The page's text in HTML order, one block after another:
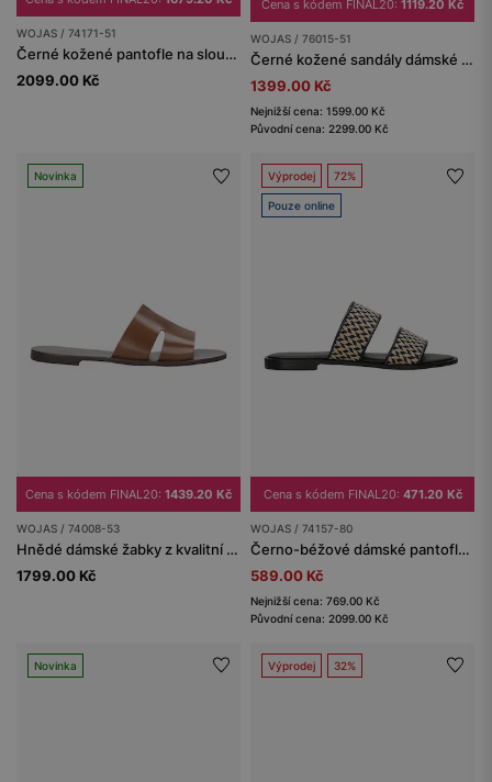
WOJAS / 74171-51
Černé kožené pantofle na sloupkovém podpatku a platformě
2099.00 Kč
Cena s kódem FINAL20: 1119.20 Kč
WOJAS / 76015-51
Černé kožené sandály dámské z kvalitní kůže
1399.00 Kč
Nejnižší cena: 1599.00 Kč
Původní cena: 2299.00 Kč
Novinka
Cena s kódem FINAL20: 1439.20 Kč
WOJAS / 74008-53
Hnědé dámské žabky z kvalitní hladké kůže
1799.00 Kč
Výprodej 72%
Pouze online
Cena s kódem FINAL20: 471.20 Kč
WOJAS / 74157-80
Černo-béžové dámské pantofle z lícové kůže s pleteninou z rafie
589.00 Kč
Nejnižší cena: 769.00 Kč
Původní cena: 2099.00 Kč
Novinka Výprodej 32%